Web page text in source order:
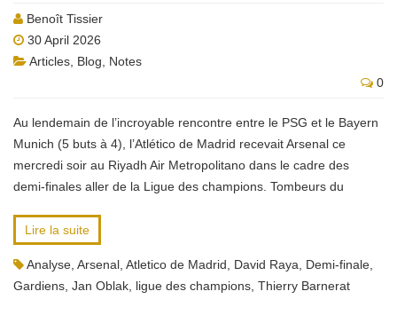
Benoît Tissier
30 April 2026
Articles Blog
Notes
0
Au lendemain de l’incroyable rencontre entre le PSG et le Bayern
Munich (5 buts à 4), l’Atlético de Madrid recevait Arsenal ce
mercredi soir au Riyadh Air Metropolitano dans le cadre des
demi-finales aller de la Ligue des champions. Tombeurs du
Lire la suite
Analyse Arsenal Atletico de Madrid David Raya Demi-finale
Gardiens Jan Oblak ligue des champions Thierry Barnerat